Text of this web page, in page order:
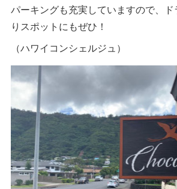
パーキングも充実していますので、
りスポットにもぜひ！
（ハワイコンシェルジュ）